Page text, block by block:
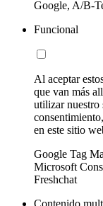
Google, A/B-
Funcional
Al aceptar
que van más
utilizar
en este sitio
Google Tag
Microsoft
Freshchat
Contenido